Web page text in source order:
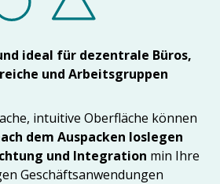
ideal für dezentrale Büros,
und Arbeitsgruppen
intuitive Oberfläche können
dem Auspacken loslegen
und Integration min Ihre
Geschäftsanwendungen